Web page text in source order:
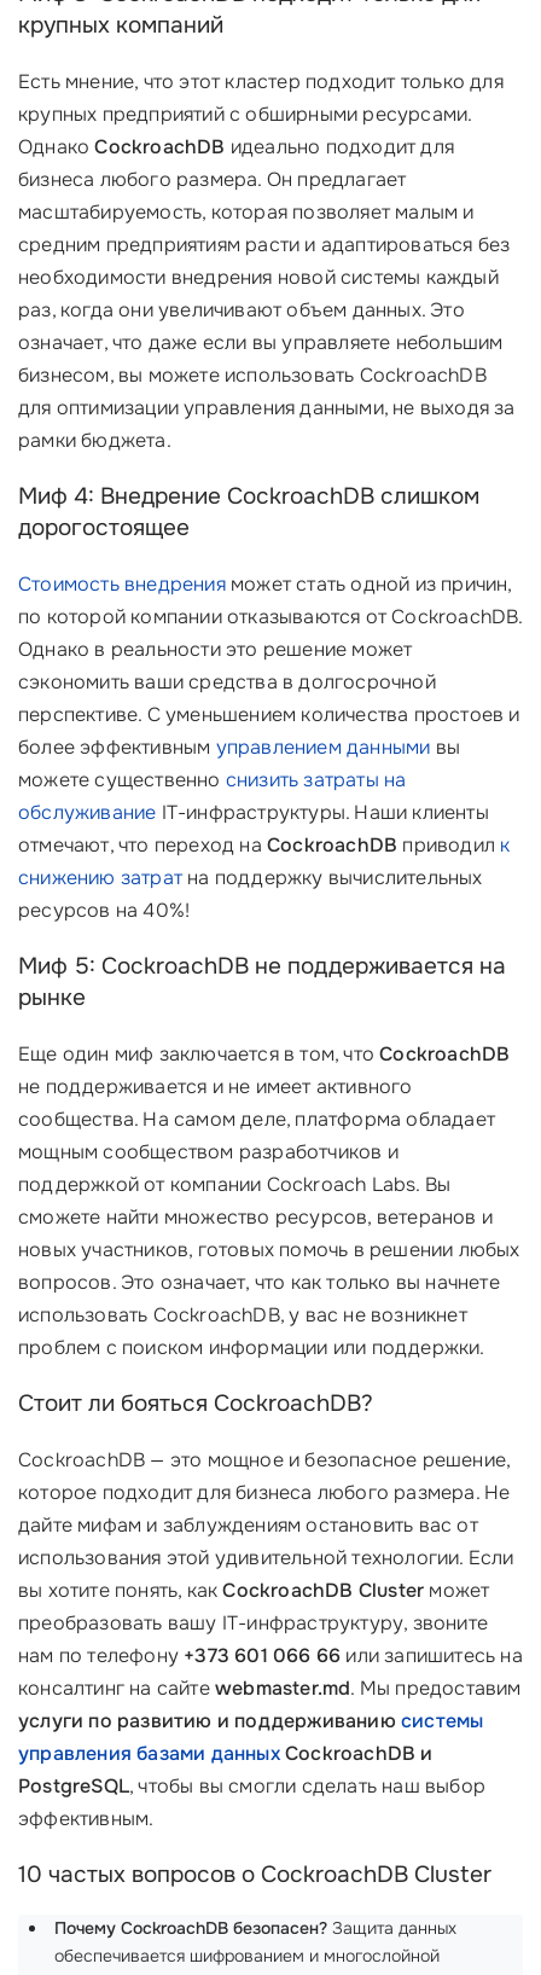
крупных компаний
Есть мнение, что этот кластер подходит только для
крупных предприятий с обширными ресурсами.
ОднакоCockroachDB идеально подходит для
бизнеса любого размера. Он предлагает
масштабируемость, которая позволяет малым и
средним предприятиям расти и адаптироваться без
необходимости внедрения новой системы каждый
раз, когда они увеличивают объем данных. Это
означает, что даже если вы управляете небольшим
бизнесом, вы можете использовать CockroachDB
для оптимизации управления данными, не выходя за
рамки бюджета.
Миф 4: Внедрение CockroachDB слишком
дорогостоящее
Стоимость внедренияможет стать одной из причин,
по которой компании отказываются от CockroachDB.
Однако в реальности это решение может
сэкономить ваши средства в долгосрочной
перспективе. С уменьшением количества простоев и
более эффективным управлением данными вы
можете существенно снизить затраты на
обслуживание IT-инфраструктуры. Наши клиенты
отмечают, что переход на CockroachDB приводил к
снижению затратна поддержку вычислительных
ресурсов на 40%!
Миф 5: CockroachDB не поддерживается на
рынке
Еще один миф заключается в том, чтоCockroachDB
не поддерживается и не имеет активного
сообщества. На самом деле, платформа обладает
мощным сообществом разработчиков и
поддержкой от компании Cockroach Labs. Вы
сможете найти множество ресурсов, ветеранов и
новых участников, готовых помочь в решении любых
вопросов. Это означает, что как только вы начнете
использовать CockroachDB, у вас не возникнет
проблем с поиском информации или поддержки.
Стоит ли бояться CockroachDB?
CockroachDB — это мощное и безопасное решение,
которое подходит для бизнеса любого размера. Не
дайте мифам и заблуждениям остановить вас от
использования этой удивительной технологии. Если
вы хотите понять, какCockroachDB Cluster может
преобразовать вашу IT-инфраструктуру, звоните
нам по телефону +373 601 066 66 или запишитесь на
консалтинг на сайтеwebmaster.md. Мы предоставим
услуги по развитию и поддерживанию системы
управления базами данныхCockroachDB и
PostgreSQL, чтобы вы смогли сделать наш выбор
эффективным.
10 частых вопросов о CockroachDB Cluster
Почему CockroachDB безопасен? Защита данных
обеспечивается шифрованием и многослойной